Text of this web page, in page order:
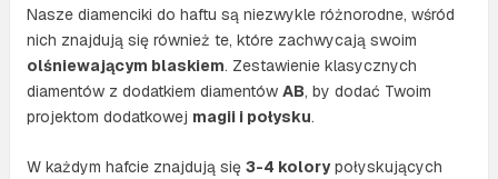
Nasze diamenciki do haftu są niezwykle różnorodne, wśród
nich znajdują się również te, które zachwycają swoim
olśniewającym blaskiem. Zestawienie klasycznych
diamentów z dodatkiem diamentów AB, by dodać Twoim
projektom dodatkowej magii i połysku.
W każdym hafcie znajdują się 3-4 kolorypołyskujących